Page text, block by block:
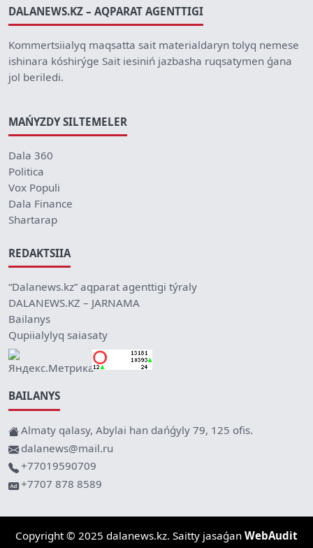
DALANEWS.KZ – AQPARAT AGENTTIGI
Kommertsiialyq maqsatta sait materialdaryn tolyq nemese
ishinara kóshirýge Sait iesiniń jazbasha ruqsatymen ǵana
jol beriledi.
MAŃYZDY SILTEMELER
Dala 360
Politica
Vox Populi
Dala Finance
Shartarap
REDAKTSIIA
“Dalanews.kz” aqparat agenttigi týraly
DALANEWS.KZ – JARNAMA
Bailanys
Qupiialylyq saiasaty
BAILANYS
Almaty qalasy, Abylai han dańǵyly 79, 125 ofis.
dalanews@mail.ru
+77019590709
+7707 878 8589
Copyright © 2025 dalanews.kz. Saitty jasaǵan WebAudit